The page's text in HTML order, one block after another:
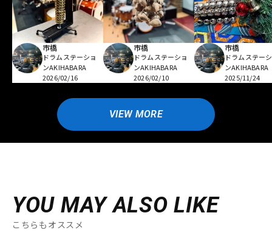
市橋
ドラムステーショ
ンAKIHABARA
2026/02/16
市橋
ドラムステーショ
ンAKIHABARA
2026/02/10
市橋
ドラムステー
ンAKIHABARA
2025/11/24
VIEW MORE
YOU MAY ALSO LIKE
こちらもオススメ